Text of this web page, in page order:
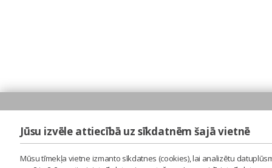
Jūsu izvēle attiecībā uz sīkdatnēm šajā vietnē
Mūsu tīmekļa vietne izmanto sīkdatnes (cookies), lai analizētu